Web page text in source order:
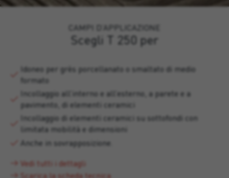
CAMPI D’APPLICAZIONE
Scegli T 250 per
Idoneo per grès porcellanato o smaltato di medio
formato
Incollaggio all’interno e all’esterno, a parete e a
pavimento, di elementi ceramici
Incollaggio di elementi ceramici su sottofondi con
limitata mobilità e dimensioni
Anche in sovrapposizione.
Vedi tutti i dettagli
Scarica la scheda tecnica